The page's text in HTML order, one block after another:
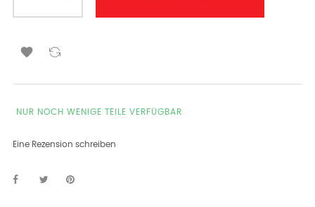

NUR NOCH WENIGE TEILE VERFÜGBAR
Eine Rezension schreiben